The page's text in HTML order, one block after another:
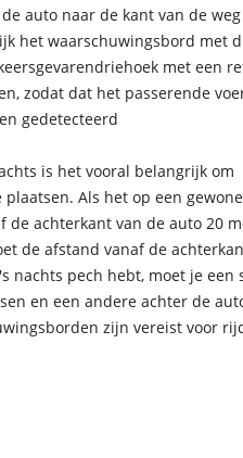
auto naar de kant van de
het waarschuwingsbord met
met een
zodat dat het passerende
gedetecteerd
is het vooral belangrijk om
Als het op een
de achterkant van de auto 20
de afstand vanaf de
nachts pech hebt, moet je een
en een andere achter de
zijn vereist voor